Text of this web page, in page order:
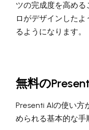
ツの完成度を高め
ロがデザインした
るようになります。
無料の
Presenti AIの使い方
められる基本的な手